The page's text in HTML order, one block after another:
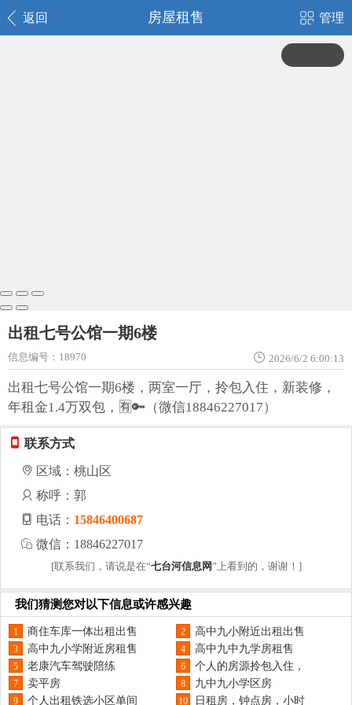
返回 房屋租售 管理
出租七号公馆一期6楼
信息编号：18970 2026/6/2 6:00:13
出租七号公馆一期6楼，两室一厅，拎包入住，新装修，
年租金1.4万双包，🈶🔑（微信18846227017）
联系方式
区域：桃山区
称呼：郭
电话： 15846400687
微信：18846227017
[联系我们，请说是在“七台河信息网”上看到的，谢谢！]
我们猜测您对以下信息或许感兴趣
1 商住车库一体出租出售 2 高中九小附近出租出售
3 高中九小学附近房租售 4 高中九中九学房租售
5 老康汽车驾驶陪练 6 个人的房源拎包入住，
7 卖平房 8 九中九小学区房
9 个人出租铁选小区单间 10 日租房，钟点房，小时